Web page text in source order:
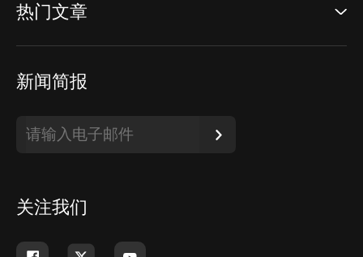
热门文章
新闻简报
关注我们